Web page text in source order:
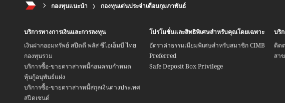
กองทุนแนะนำ กองทุนเด่นประจำเดือนกุมภาพันธ์
บริการทางการเงินและการลงทุน
เงินฝากออมทรัพย์ สปีดดี พลัส ซีไอเอ็มบี ไทย
กองทุนรวม
บริการซื้อ-ขายตราสารหนี้ก่อนครบกำหนด
หุ้นกู้อนุพันธ์แฝง
บริการซื้อ-ขายตราสารหนี้สกุลเงินต่างประเทศ
สปีดเซนด์
โปรโมชั่นและสิทธิพิเศษสำหรับคุณโดยเฉพาะ
อัตราค่าธรรมเนียมพิเศษสำหรับสมาชิก CIMB
Preferred
Safe Deposit Box Privilege
บริ
ติด
สา